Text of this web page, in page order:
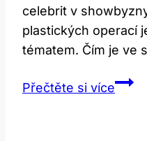
celebrit v
plastických operací
tématem. Čím je ve
Přečtěte si více